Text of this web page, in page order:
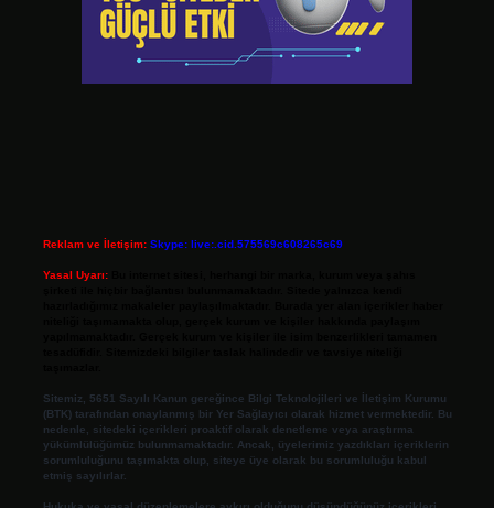
Reklam ve İletişim: Skype: live:.cid.575569c608265c69
Yasal Uyarı:
Sitemiz, 5651 Sayılı Kanun gereğince Bilgi Teknolojileri ve İletişim Kurumu
(BTK) tarafından onaylanmış bir Yer Sağlayıcı olarak hizmet vermektedir. Bu
nedenle, sitedeki içerikleri proaktif olarak denetleme veya araştırma
yükümlülüğümüz bulunmamaktadır. Ancak, üyelerimiz yazdıkları içeriklerin
sorumluluğunu taşımakta olup, siteye üye olarak bu sorumluluğu kabul
etmiş sayılırlar.